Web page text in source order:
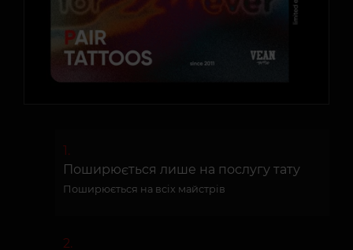
Поширюється лише на послугу тату
Поширюється на всіх майстрів